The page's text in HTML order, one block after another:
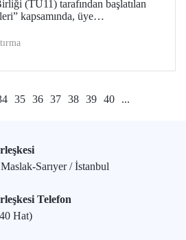
(TU11) tarafından başlatılan
kapsamında, üye
çevrim içi olarak
35 36 37 38 39 40 ...
Sarıyer / İstanbul
Telefon
Hat)